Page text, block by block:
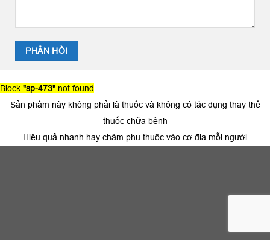
Block "sp-473" not found
Sản phẩm này không phải là thuốc và không có tác dụng thay thế
thuốc chữa bệnh
Hiệu quả nhanh hay chậm phụ thuộc vào cơ địa mỗi người